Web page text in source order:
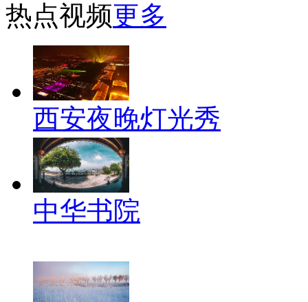
热点视频更多
西安夜晚灯光秀
中华书院